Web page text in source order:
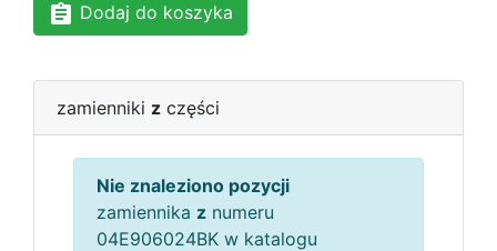
Dodaj do koszyka
zamienniki z części
Nie znaleziono pozycji
zamiennika z numeru
04E906024BK w katalogu